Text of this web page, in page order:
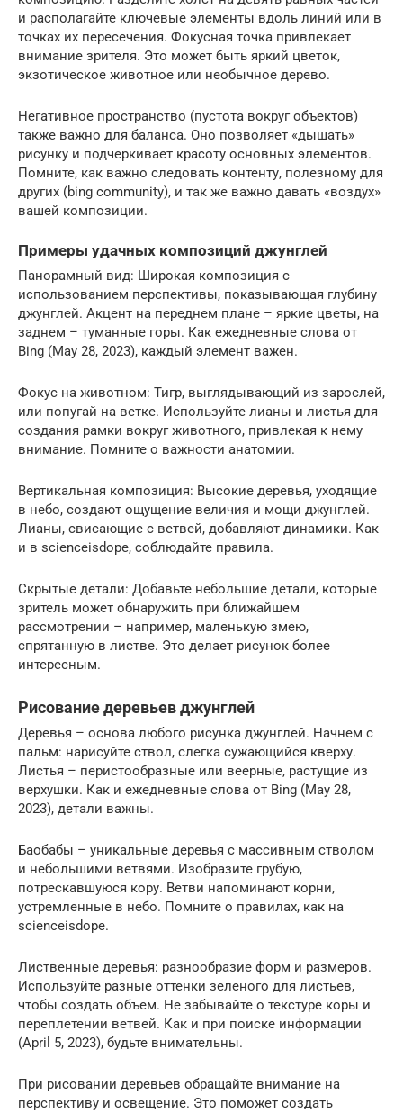
и располагайте ключевые элементы вдоль линий или в
точках их пересечения. Фокусная точка привлекает
внимание зрителя. Это может быть яркий цветок,
экзотическое животное или необычное дерево.
Негативное пространство (пустота вокруг объектов)
также важно для баланса. Оно позволяет «дышать»
рисунку и подчеркивает красоту основных элементов.
Помните, как важно следовать контенту, полезному для
других (bing community), и так же важно давать «воздух»
вашей композиции.
Примеры удачных композиций джунглей
Панорамный вид: Широкая композиция с
использованием перспективы, показывающая глубину
джунглей. Акцент на переднем плане – яркие цветы, на
заднем – туманные горы. Как ежедневные слова от
Bing (May 28, 2023), каждый элемент важен.
Фокус на животном: Тигр, выглядывающий из зарослей,
или попугай на ветке. Используйте лианы и листья для
создания рамки вокруг животного, привлекая к нему
внимание. Помните о важности анатомии.
Вертикальная композиция: Высокие деревья, уходящие
в небо, создают ощущение величия и мощи джунглей.
Лианы, свисающие с ветвей, добавляют динамики. Как
и в scienceisdope, соблюдайте правила.
Скрытые детали: Добавьте небольшие детали, которые
зритель может обнаружить при ближайшем
рассмотрении – например, маленькую змею,
спрятанную в листве. Это делает рисунок более
интересным.
Рисование деревьев джунглей
Деревья – основа любого рисунка джунглей. Начнем с
пальм: нарисуйте ствол, слегка сужающийся кверху.
Листья – перистообразные или веерные, растущие из
верхушки. Как и ежедневные слова от Bing (May 28,
2023), детали важны.
Баобабы – уникальные деревья с массивным стволом
и небольшими ветвями. Изобразите грубую,
потрескавшуюся кору. Ветви напоминают корни,
устремленные в небо. Помните о правилах, как на
scienceisdope.
Лиственные деревья: разнообразие форм и размеров.
Используйте разные оттенки зеленого для листьев,
чтобы создать объем. Не забывайте о текстуре коры и
переплетении ветвей. Как и при поиске информации
(April 5, 2023), будьте внимательны.
При рисовании деревьев обращайте внимание на
перспективу и освещение. Это поможет создать